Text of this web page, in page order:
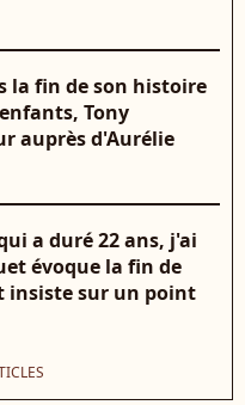
la fin de son histoire
Tony
auprès d'Aurélie
a duré 22 ans, j'ai
évoque la fin de
insiste sur un point